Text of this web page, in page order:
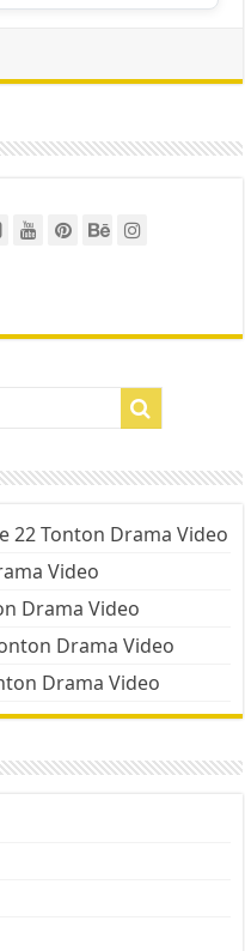
22 Tonton Drama Video
Video
Drama Video
Drama Video
Drama Video